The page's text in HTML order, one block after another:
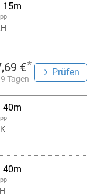
15m
€*
Tagen
Prüfen
40m
40m